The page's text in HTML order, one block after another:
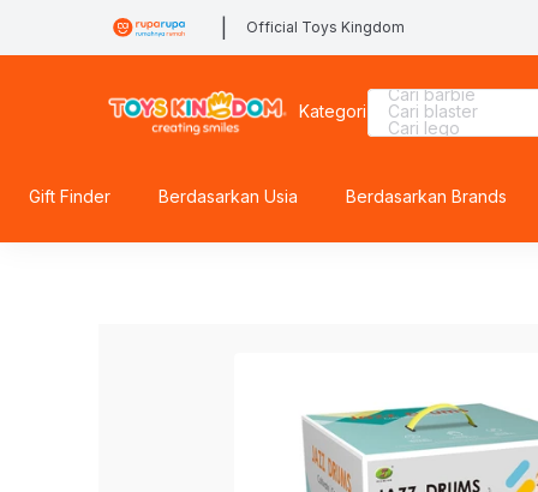
Official Toys Kingdom
Kategori
Cari barbie
Cari blaster
Cari lego
Cari rolife sanrio
Cari mobil
Cari kiddy fun
Cari hello kitty
Cari spiderman
Cari gel blaster
Cari tobot
Gift Finder Berdasarkan Usia Berdasarkan Brands